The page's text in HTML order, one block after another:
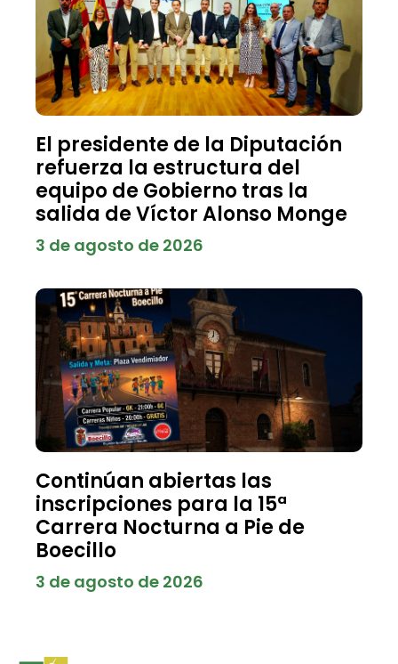
El presidente de la Diputación
refuerza la estructura del
equipo de Gobierno tras la
salida de Víctor Alonso Monge
3 de agosto de 2026
Continúan abiertas las
inscripciones para la 15ª
Carrera Nocturna a Pie de
Boecillo
3 de agosto de 2026